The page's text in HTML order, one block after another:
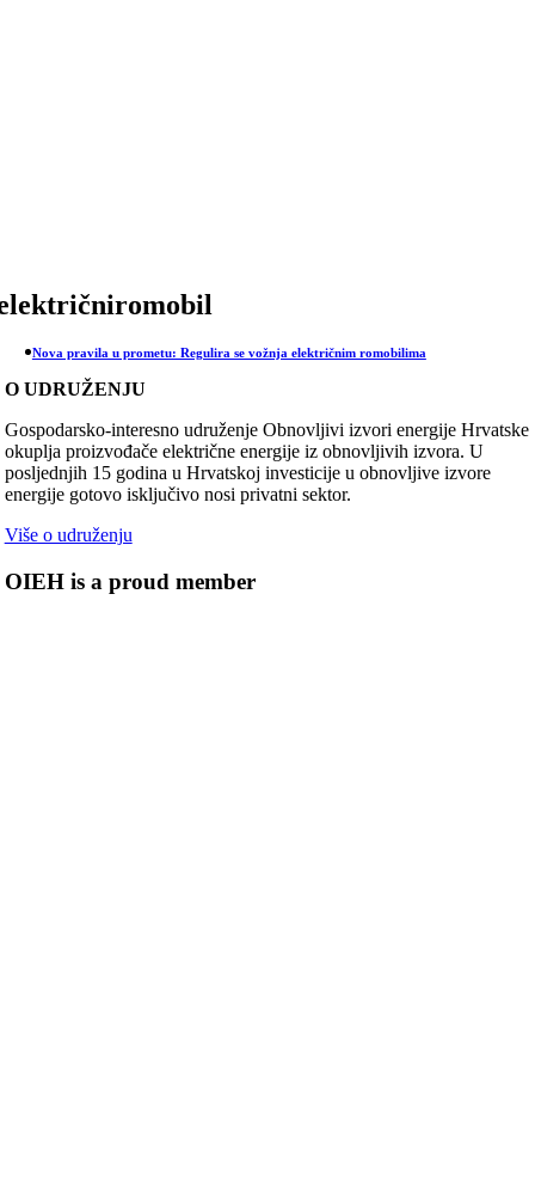
Nova pravila u prometu: Regulira se vožnja električnim romobilima
O UDRUŽENJU
Gospodarsko-interesno udruženje Obnovljivi izvori energije Hrvatske
okuplja proizvođače električne energije iz obnovljivih izvora. U
posljednjih 15 godina u Hrvatskoj investicije u obnovljive izvore
energije gotovo isključivo nosi privatni sektor.
Više o udruženju
OIEH is a proud member